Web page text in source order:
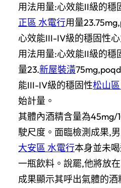
用法用量:心效能II級的穩
正區 水電行用量
心效能III-IV級的穩固性心
用法用量:心效能II級的穩
量23.新屋裝潢
能III-IV級的穩固性松山
始計量。
其體內酒精含量為45mg/
駛尺度。面臨檢測成果,
大安區 水電行本身並未
一瓶飲料。說罷,他將放
成果顯示其呼出氣體的酒